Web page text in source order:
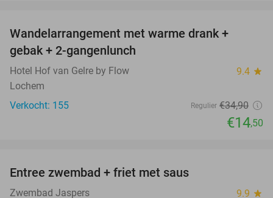
Wandelarrangement met warme drank +
gebak + 2-gangenlunch
Hotel Hof van Gelre by Flow 9.4 star
Lochem
Verkocht: 155
Regulier €34,90
€14,50
Entree zwembad + friet met saus
Zwembad Jaspers 9.9 star